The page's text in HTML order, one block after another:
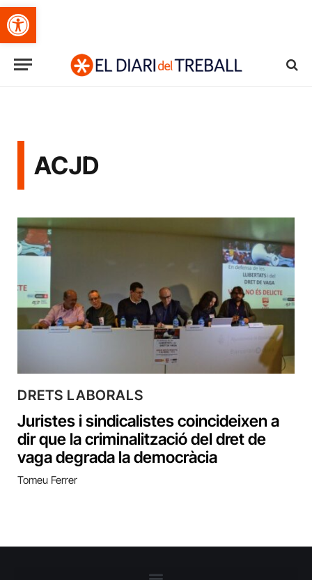
Obre la barra d'eines
ACJD
DRETS LABORALS
Juristes i sindicalistes coincideixen a
dir que la criminalització del dret de
vaga degrada la democràcia
Tomeu Ferrer